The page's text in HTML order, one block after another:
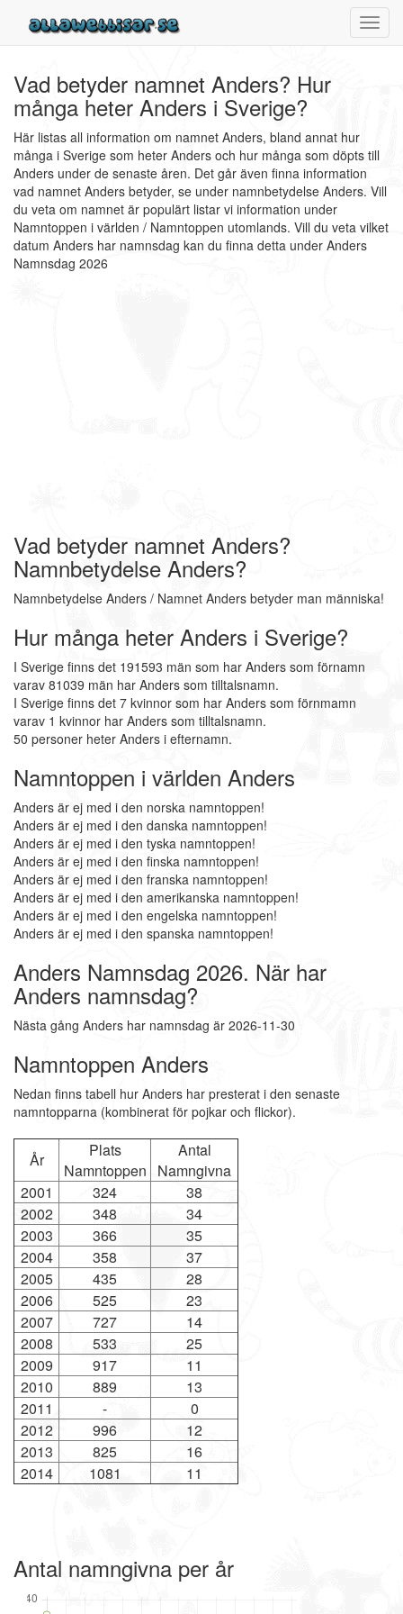
Vad betyder namnet Anders? Hur
många heter Anders i Sverige?
Här listas all information om namnet Anders, bland annat hur
många i Sverige som heter Anders och hur många som döpts till
Anders under de senaste åren. Det går även finna information
vad namnet Anders betyder, se under namnbetydelse Anders. Vill
du veta om namnet är populärt listar vi information under
Namntoppen i världen / Namntoppen utomlands. Vill du veta vilket
datum Anders har namnsdag kan du finna detta under Anders
Namnsdag 2026
Vad betyder namnet Anders?
Namnbetydelse Anders?
Namnbetydelse Anders / Namnet Anders betyder man människa!
Hur många heter Anders i Sverige?
I Sverige finns det 191593 män som har Anders som förnamn
varav 81039 män har Anders som tilltalsnamn.
I Sverige finns det 7 kvinnor som har Anders som förnmamn
varav 1 kvinnor har Anders som tilltalsnamn.
50 personer heter Anders i efternamn.
Namntoppen i världen Anders
Anders är ej med i den norska namntoppen!
Anders är ej med i den danska namntoppen!
Anders är ej med i den tyska namntoppen!
Anders är ej med i den finska namntoppen!
Anders är ej med i den franska namntoppen!
Anders är ej med i den amerikanska namntoppen!
Anders är ej med i den engelska namntoppen!
Anders är ej med i den spanska namntoppen!
Anders Namnsdag 2026. När har
Anders namnsdag?
Nästa gång Anders har namnsdag är 2026-11-30
Namntoppen Anders
Nedan finns tabell hur Anders har presterat i den senaste
namntopparna (kombinerat för pojkar och flickor).
År
Plats
Namntoppen
Antal
Namngivna
2001
324
38
2002
348
34
2003
366
35
2004
358
37
2005
435
28
2006
525
23
2007
727
14
2008
533
25
2009
917
11
2010
889
13
2011
-
0
2012
996
12
2013
825
16
2014
1081 11
Antal namngivna per år